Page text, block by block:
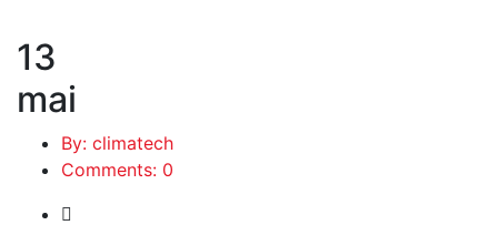
13
mai
By: climatech
Comments: 0